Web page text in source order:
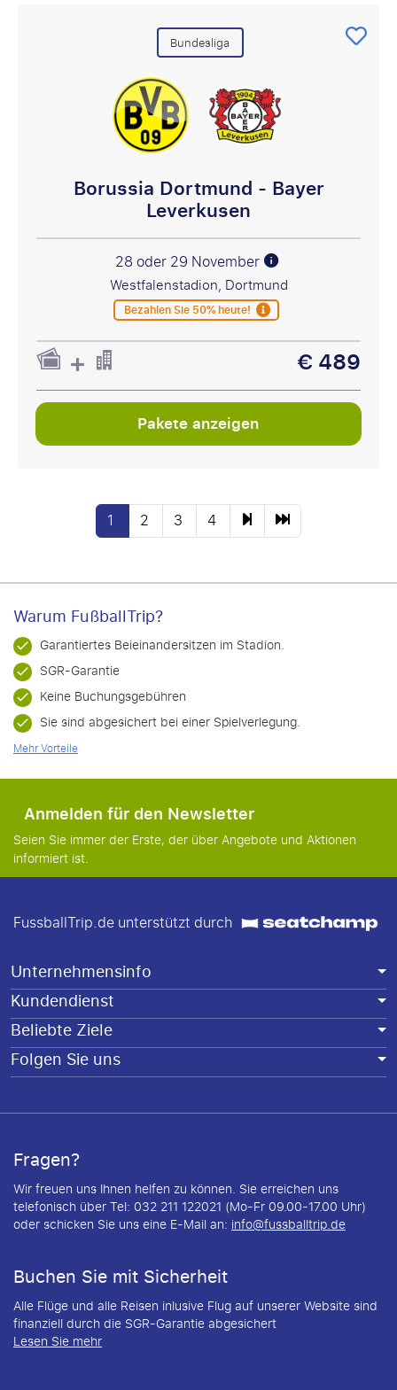
Bundesliga
Borussia Dortmund - Bayer
Leverkusen
28 oder 29 November
Westfalenstadion, Dortmund
Bezahlen Sie 50% heute!
€ 489
Pakete anzeigen
1 2 3 4
Warum FußballTrip?
Garantiertes Beieinandersitzen im Stadion.
SGR-Garantie
Keine Buchungsgebühren
Sie sind abgesichert bei einer Spielverlegung.
Mehr Vorteile
Anmelden für den Newsletter
Seien Sie immer der Erste, der über Angebote und Aktionen
informiert ist.
FussballTrip.de unterstützt durch
Unternehmensinfo
Kundendienst
Beliebte Ziele
Folgen Sie uns
Fragen?
Wir freuen uns Ihnen helfen zu können. Sie erreichen uns
telefonisch über Tel: 032 211 122021 (Mo-Fr 09.00-17.00 Uhr)
oder schicken Sie uns eine E-Mail an: info@fussballtrip.de
Buchen Sie mit Sicherheit
Alle Flüge und alle Reisen inlusive Flug auf unserer Website sind
finanziell durch die SGR-Garantie abgesichert
Lesen Sie mehr